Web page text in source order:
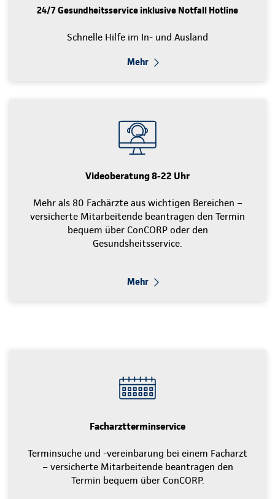
24/7 Gesundheitsservice inklusive Notfall Hotline
Schnelle Hilfe im In- und Ausland
Mehr
Videoberatung 8-22 Uhr
Mehr als 80 Fachärzte aus wichtigen Bereichen –
versicherte Mitarbeitende beantragen den Termin
bequem über ConCORP oder den
Gesundsheitsservice.
Mehr
Facharztterminservice
Terminsuche und -vereinbarung bei einem Facharzt
– versicherte Mitarbeitende beantragen den
Termin bequem über ConCORP.